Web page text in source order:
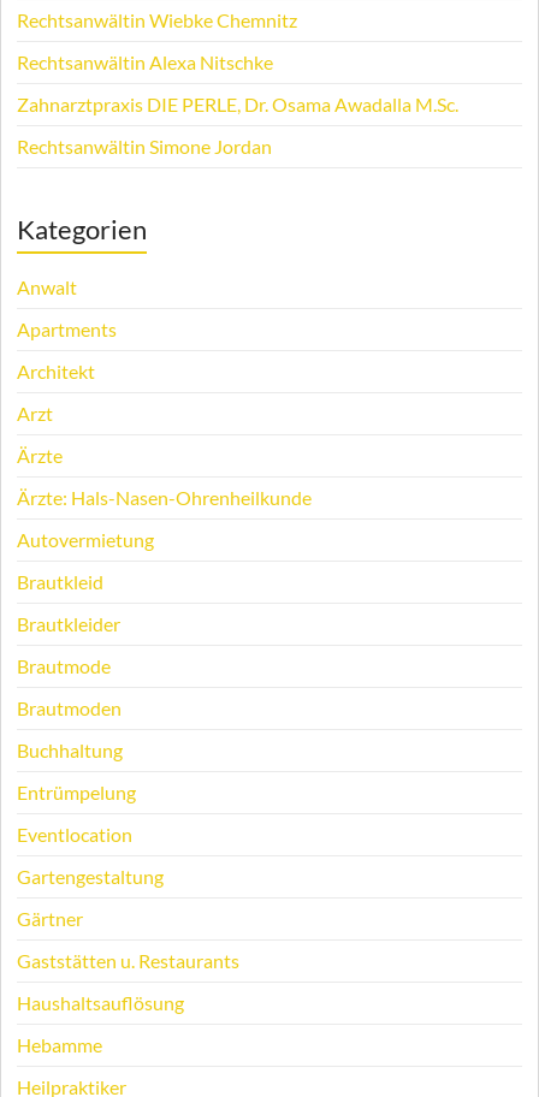
Rechtsanwältin Wiebke Chemnitz
Rechtsanwältin Alexa Nitschke
Zahnarztpraxis DIE PERLE, Dr. Osama Awadalla M.Sc.
Rechtsanwältin Simone Jordan
Kategorien
Anwalt
Apartments
Architekt
Arzt
Ärzte
Ärzte: Hals-Nasen-Ohrenheilkunde
Autovermietung
Brautkleid
Brautkleider
Brautmode
Brautmoden
Buchhaltung
Entrümpelung
Eventlocation
Gartengestaltung
Gärtner
Gaststätten u. Restaurants
Haushaltsauflösung
Hebamme
Heilpraktiker